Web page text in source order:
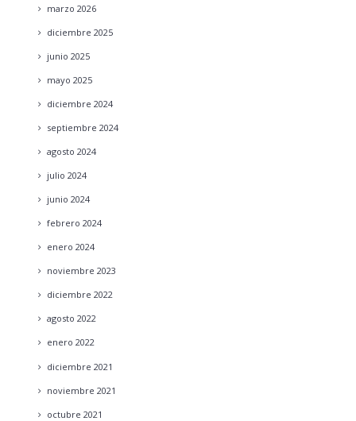
marzo 2026
diciembre 2025
junio 2025
mayo 2025
diciembre 2024
septiembre 2024
agosto 2024
julio 2024
junio 2024
febrero 2024
enero 2024
noviembre 2023
diciembre 2022
agosto 2022
enero 2022
diciembre 2021
noviembre 2021
octubre 2021